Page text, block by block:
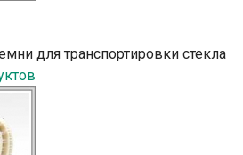
для транспортировки стекла